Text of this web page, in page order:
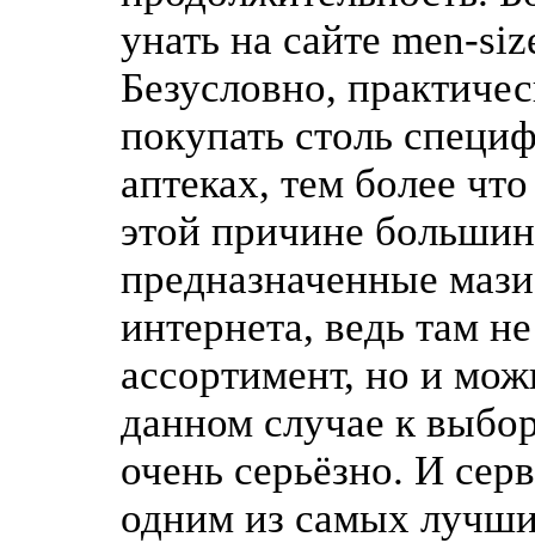
унать на сайте men-
Безусловно,
покупать столь
аптеках, тем более
этой причине
предназначенные
интернета, ведь там
ассортимент, но и
данном случае к
очень серьёзно. И
одним из самых